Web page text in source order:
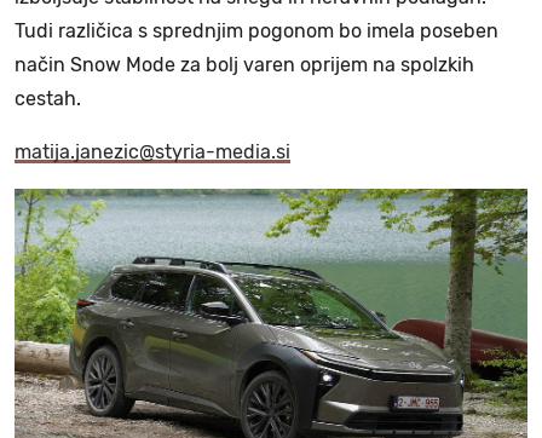
Tudi različica s sprednjim pogonom bo imela poseben
način Snow Mode za bolj varen oprijem na spolzkih
cestah.
matija.janezic@styria-media.si